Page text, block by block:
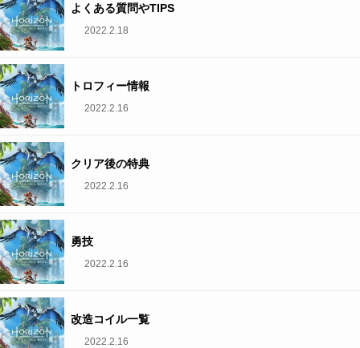
よくある質問やTIPS
2022.2.18
トロフィー情報
2022.2.16
クリア後の特典
2022.2.16
勇技
2022.2.16
改造コイル一覧
2022.2.16